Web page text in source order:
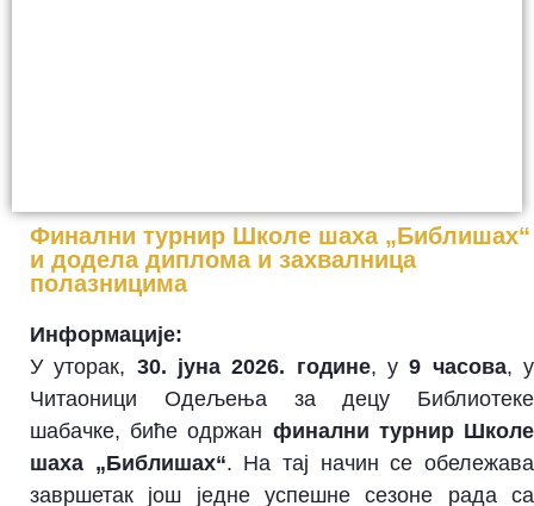
Финални турнир Школе шаха „Библишах“
и додела диплома и захвалница
полазницима
Информације:
У уторак, 30. јуна 2026. године, у9 часова, у
Читаоници Одељења за децу Библиотеке
шабачке, биће одржан финални турнир Школе
шаха „Библишах“. На тај начин се обележава
завршетак још једне успешне сезоне рада са